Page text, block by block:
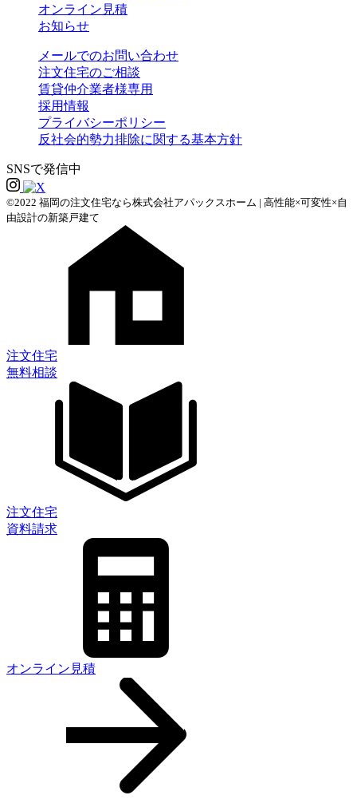
オンライン見積
お知らせ
メールでのお問い合わせ
注文住宅のご相談
賃貸仲介業者様専用
採用情報
プライバシーポリシー
反社会的勢力排除に関する基本方針
SNSで発信中
©2022 福岡の注文住宅なら株式会社アパックスホーム | 高性能×可変性×自
由設計の新築戸建て
注文住宅
無料相談
注文住宅
資料請求
オンライン見積